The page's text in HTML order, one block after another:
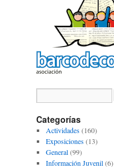
Categorías
Actividades(160)
Exposiciones(13)
General(99)
Información Juvenil(6)